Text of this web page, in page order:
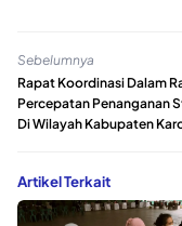
Sebelumnya
Rapat Koordinasi Dalam
Percepatan Penanganan
Di Wilayah Kabupaten
Artikel Terkait